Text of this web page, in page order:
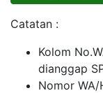
Catatan :
Kolom
dianggap
Nomor